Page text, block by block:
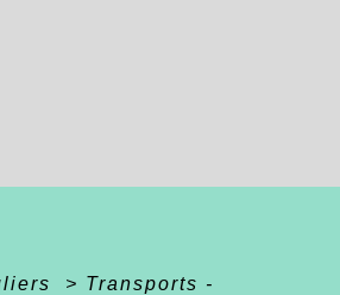
> Transports -